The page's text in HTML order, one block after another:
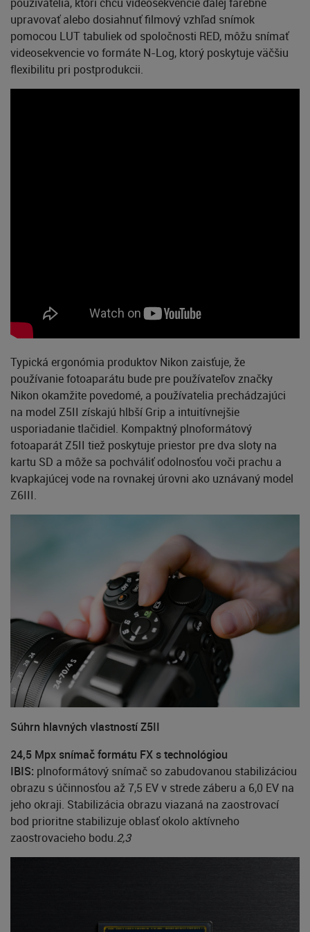
upravovať alebo dosiahnuť filmový vzhľad snímok
pomocou LUT tabuliek od spoločnosti RED, môžu snímať
videosekvencie vo formáte N-Log, ktorý poskytuje väčšiu
flexibilitu pri postprodukcii.
Typická ergonómia produktov Nikon zaisťuje, že
používanie fotoaparátu bude pre používateľov značky
Nikon okamžite povedomé, a používatelia prechádzajúci
na model Z5II získajú hlbší Grip a intuitívnejšie
usporiadanie tlačidiel. Kompaktný plnoformátový
fotoaparát Z5II tiež poskytuje priestor pre dva sloty na
kartu SD a môže sa pochváliť odolnosťou voči prachu a
kvapkajúcej vode na rovnakej úrovni ako uznávaný model
Z6III.
Súhrn hlavných vlastností Z5II
24,5 Mpx snímač formátu FX s technológiou
IBIS: plnoformátový snímač so zabudovanou stabilizáciou
obrazu s účinnosťou až 7,5 EV v strede záberu a 6,0 EV na
jeho okraji. Stabilizácia obrazu viazaná na zaostrovací
bod prioritne stabilizuje oblasť okolo aktívneho
zaostrovacieho bodu.2,3